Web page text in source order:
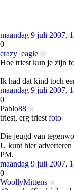
maandag 9 juli 2007,
0
crazy_eagle
Hoe triest kun je zijn
Ik had dat kind toch
maandag 9 juli 2007,
0
Pablo88
triest, erg triest foto
Die jeugd van
U kunt hier
PM.
maandag 9 juli 2007,
0
WoollyMittens